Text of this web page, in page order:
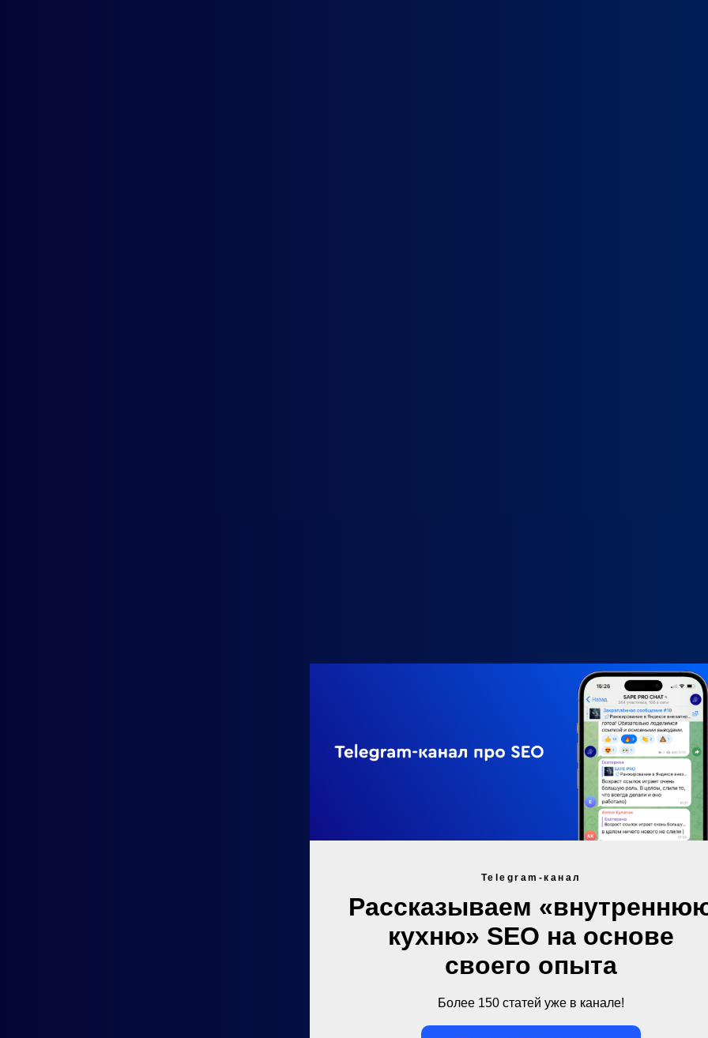
Telegram-канал
Рассказываем
кухню» SEO на основе
своего опыта
Более 150 статей уже в канале!